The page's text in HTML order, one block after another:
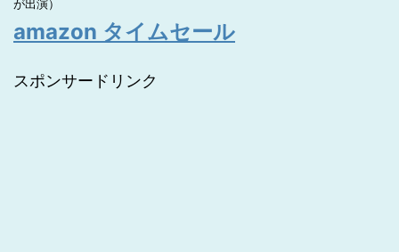
が出演）
amazon タイムセール
スポンサードリンク